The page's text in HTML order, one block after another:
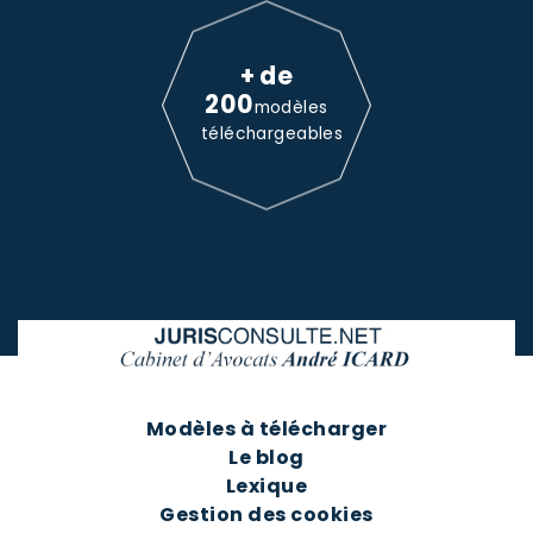
+ de
200modèles
téléchargeables
Modèles à télécharger
Le blog
Lexique
Gestion des cookies